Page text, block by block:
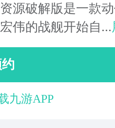
源破解版是一款
伟的战舰开始自...
九游APP